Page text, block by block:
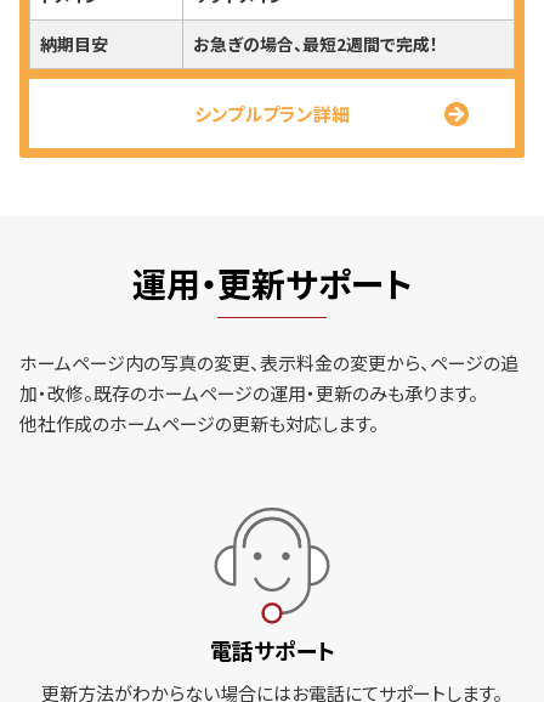
納期目安
お急ぎの場合、最短2週間で完成！
シンプルプラン詳細
運用・更新サポート
ホームページ内の写真の変更、表示料金の変更から、ページの追
加・改修。既存のホームページの運用・更新のみも承ります。
他社作成のホームページの更新も対応します。
電話サポート
更新方法がわからない場合にはお電話にてサポートします。